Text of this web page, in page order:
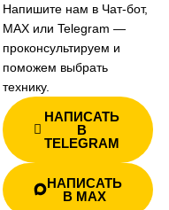
Напишите нам в Чат-бот,
MAX или Telegram —
проконсультируем и
поможем выбрать
технику.
НАПИСАТЬ
В
TELEGRAM
НАПИСАТЬ
В MAX